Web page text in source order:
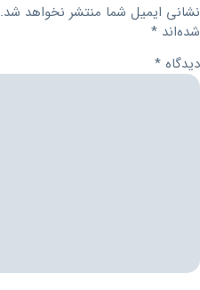
نشانی ایمیل شما منتشر نخواهد شد.
شده‌اند *
دیدگاه *